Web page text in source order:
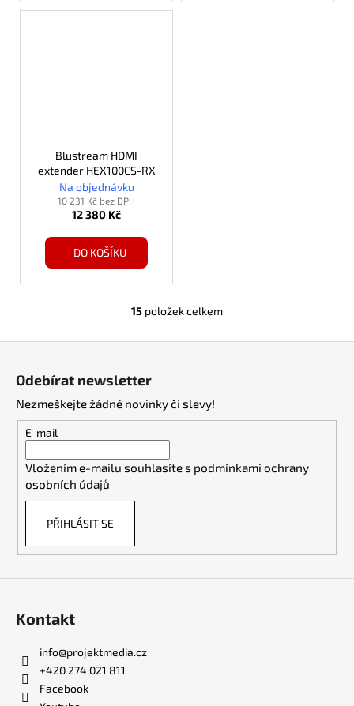
Blustream HDMI
extender HEX100CS-RX
Na objednávku
10 231 Kč bez DPH
12 380 Kč
DO KOŠÍKU
O
a
c
r
ý
p
15 položek celkem
Odebírat newsletter
Nezmeškejte žádné novinky či slevy!
E-mail
Vložením e-mailu souhlasíte s podmínkami ochrany
osobních údajů
PŘIHLÁSIT SE
Kontakt
info@projektmedia.cz
+420 274 021 811
Facebook